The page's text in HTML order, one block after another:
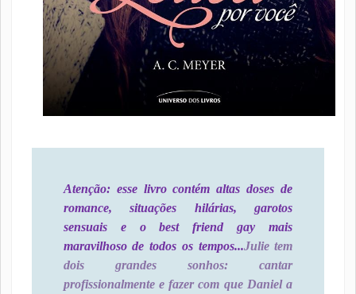
Atenção: esse livro contém altas doses de
romance, situações hilárias, garotos
sensuais e o best friend gay mais
maravilhoso de todos os tempos...Julie tem
dois grandes sonhos: cantar
profissionalmente e fazer com que Daniel a